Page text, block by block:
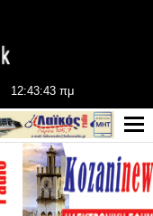
12:43:43 πμ